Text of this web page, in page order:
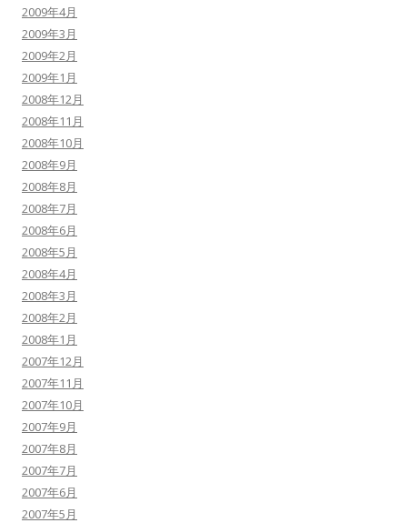
2009年4月
2009年3月
2009年2月
2009年1月
2008年12月
2008年11月
2008年10月
2008年9月
2008年8月
2008年7月
2008年6月
2008年5月
2008年4月
2008年3月
2008年2月
2008年1月
2007年12月
2007年11月
2007年10月
2007年9月
2007年8月
2007年7月
2007年6月
2007年5月